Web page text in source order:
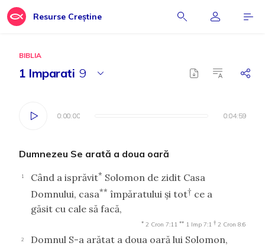
Resurse Creștine
BIBLIA
1 Imparati 9
0:00:00 0:04:59
0:00:00 0:04:59
Dumnezeu Se arată a doua oară
1 Când a isprăvit* Solomon de zidit Casa
Domnului, casa** împăratului şi tot† ce a
găsit cu cale să facă,
* 2 Cron 7:11 ** 1 Imp 7:1 † 2 Cron 8:6
2
Domnul S-a arătat a doua oară lui Solomon,